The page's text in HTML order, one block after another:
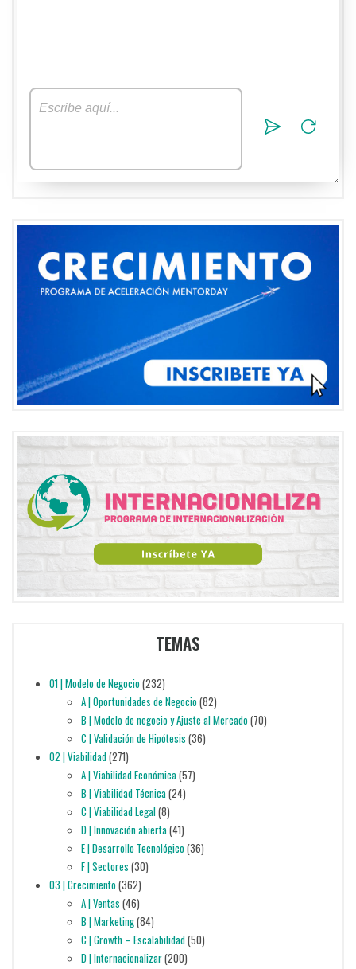
TEMAS
01 | Modelo de Negocio(232)
A | Oportunidades de Negocio(82)
B | Modelo de negocio y Ajuste al Mercado(70)
C | Validación de Hipótesis (36)
02 | Viabilidad(271)
A | Viabilidad Económica(57)
B | Viabilidad Técnica(24)
C | Viabilidad Legal(8)
D | Innovación abierta(41)
E | Desarrollo Tecnológico(36)
F | Sectores (30)
03 | Crecimiento(362)
A | Ventas (46)
B | Marketing(84)
C | Growth – Escalabilidad(50)
D | Internacionalizar(200)